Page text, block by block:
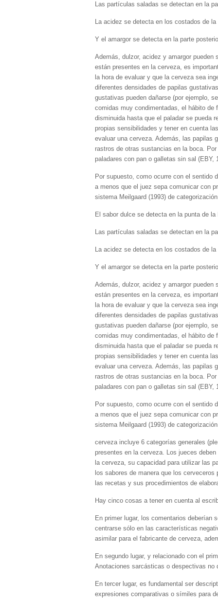
Las partículas saladas se detectan en la
La acidez se detecta en los costados de
Y el amargor se detecta en la parte
Además, dulzor, acidez y amargor
están presentes en la cerveza, es
la hora de evaluar y que la cerveza sea
diferentes densidades de papilas
gustativas pueden dañarse (por ejemplo,
comidas muy condimentadas, el hábito de
disminuida hasta que el paladar se pueda
propias sensibilidades y tener en cuenta
evaluar una cerveza. Además, las papilas
rastros de otras sustancias en la boca.
paladares con pan o galletas sin sal (EBY,
Por supuesto, como ocurre con el sentido
a menos que el juez sepa comunicar con
sistema Meilgaard (1993) de
El sabor dulce se detecta en la punta de la
Las partículas saladas se detectan en la
La acidez se detecta en los costados de
Y el amargor se detecta en la parte
Además, dulzor, acidez y amargor
están presentes en la cerveza, es
la hora de evaluar y que la cerveza sea
diferentes densidades de papilas
gustativas pueden dañarse (por ejemplo,
comidas muy condimentadas, el hábito de
disminuida hasta que el paladar se pueda
propias sensibilidades y tener en cuenta
evaluar una cerveza. Además, las papilas
rastros de otras sustancias en la boca.
paladares con pan o galletas sin sal (EBY,
Por supuesto, como ocurre con el sentido
a menos que el juez sepa comunicar con
sistema Meilgaard (1993) de
cerveza incluye 6 categorías generales
presentes en la cerveza. Los jueces
la cerveza, su capacidad para utilizar las
los sabores de manera que los
las recetas y sus procedimientos de
Hay cinco cosas a tener en cuenta al
En primer lugar, los comentarios deberían
centrarse sólo en las características
asimilar para el fabricante de cerveza,
En segundo lugar, y relacionado con el
Anotaciones sarcásticas o despectivas no
En tercer lugar, es fundamental ser
expresiones comparativas o símiles para